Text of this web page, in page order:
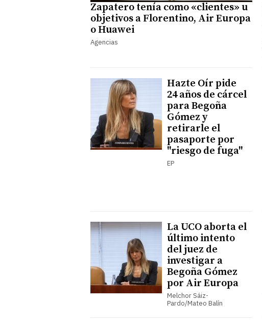
Zapatero tenía como «clientes» u
objetivos a Florentino, Air Europa
o Huawei
Agencias
Hazte Oír pide
24 años de cárcel
para Begoña
Gómez y
retirarle el
pasaporte por
"riesgo de fuga"
EP
La UCO aborta el
último intento
del juez de
investigar a
Begoña Gómez
por Air Europa
Melchor Sáiz-
Pardo/Mateo Balín